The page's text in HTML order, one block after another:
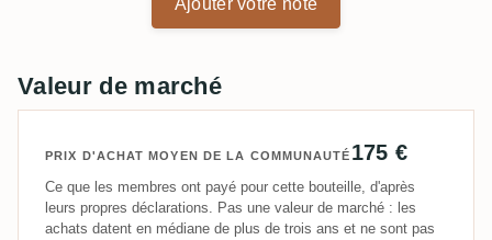
Ajouter votre note
Valeur de marché
PRIX D'ACHAT MOYEN DE LA COMMUNAUTÉ 175 €
Ce que les membres ont payé pour cette bouteille, d'après
leurs propres déclarations. Pas une valeur de marché : les
achats datent en médiane de plus de trois ans et ne sont pas